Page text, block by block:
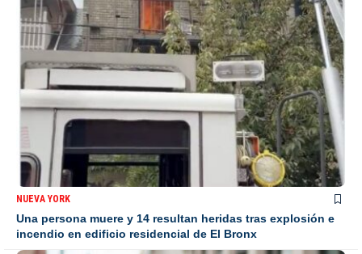
NUEVA YORK
Una persona muere y 14 resultan heridas tras explosión e
incendio en edificio residencial de El Bronx